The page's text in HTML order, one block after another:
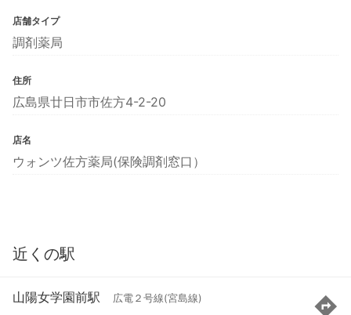
店舗タイプ
調剤薬局
住所
広島県廿日市市佐方4-2-20
店名
ウォンツ佐方薬局(保険調剤窓口）
近くの駅
山陽女学園前駅 広電２号線(宮島線)